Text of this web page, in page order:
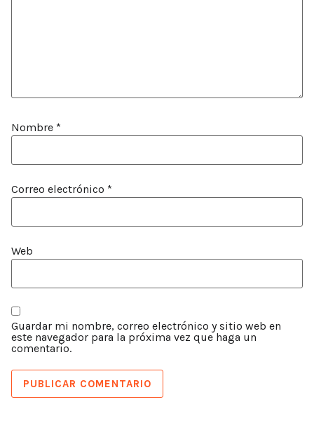
Nombre *
Correo electrónico *
Web
Guardar mi nombre, correo electrónico y sitio web en
este navegador para la próxima vez que haga un
comentario.